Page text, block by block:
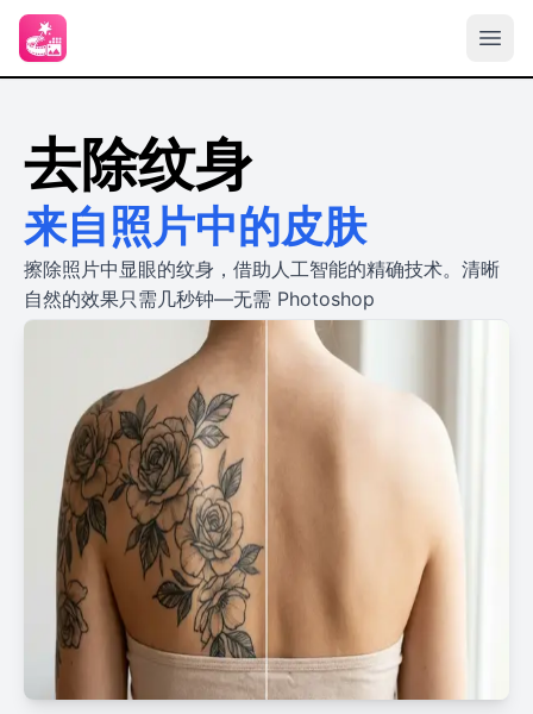
去除纹身
来自照片中的皮肤
擦除照片中显眼的纹身，借助人工智能的精确技术。清晰
自然的效果只需几秒钟—无需 Photoshop